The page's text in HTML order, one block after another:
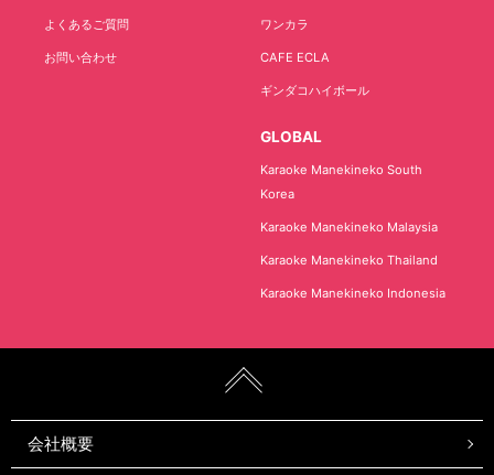
よくあるご質問
お問い合わせ
ワンカラ
CAFE ECLA
ギンダコハイボール
GLOBAL
Karaoke Manekineko South
Korea
Karaoke Manekineko Malaysia
Karaoke Manekineko Thailand
Karaoke Manekineko Indonesia
会社概要